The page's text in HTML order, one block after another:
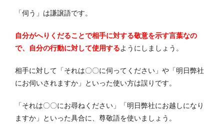
「伺う」は謙譲語です。
自分がへりくだることで相手に対する敬意を示す言葉なの
で、自分の行動に対して使用するようにしましょう。
相手に対して「それは〇〇に伺ってください」や「明日弊社
にお伺いされますか」といった使い方は誤りです。
「それは〇〇にお尋ねください」「明日弊社にお越しになり
ますか」といった具合に、尊敬語を使いましょう。